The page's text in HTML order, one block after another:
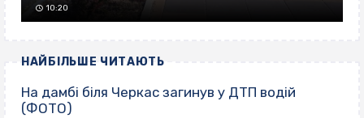
10:20
НАЙБІЛЬШЕ ЧИТАЮТЬ
На дамбі біля Черкас загинув у ДТП водій
(ФОТО)